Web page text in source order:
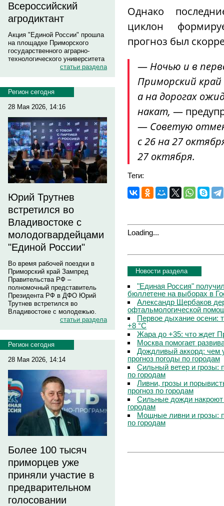
Всероссийский
агродиктант
Акция "Единой России" прошла
на площадке Приморского
государственного аграрно-
технологического университета
статьи раздела
Регион сегодня
28 Мая 2026, 14:16
Юрий Трутнев
встретился во
Владивостоке с
молодогвардейцами
"Единой России"
Во время рабочей поездки в
Приморский край Зампред
Правительства РФ –
полномочный представитель
Президента РФ в ДФО Юрий
Трутнев встретился во
Владивостоке с молодежью.
статьи раздела
Регион сегодня
28 Мая 2026, 14:14
Более 100 тысяч
приморцев уже
приняли участие в
предварительном
голосовании
Однако
циклон
прогноз был
— Ночью и в
Приморский
а на дорогах
накат, —
— Советую
с 26 на 27
27 октября.
Теги:
Loading...
Новости раздела
"Единая Россия"
бюллетене на выборах в
Александр Щербаков
офтальмологической
Первое дыхание осени:
+8 °C
Жара до +35: что ждет
Москва помогает
Дождливый аккорд: чем
прогноз погоды по городам
Сильный ветер и грозы:
по городам
Ливни, грозы и
прогноз по городам
Сильные дожди
городам
Мощные ливни и грозы:
по городам